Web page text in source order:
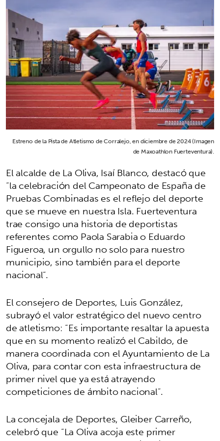
Estreno de la Pista de Atletismo de Corralejo, en diciembre de 2024 (Imagen
de Maxoathlon Fuerteventura).
El alcalde de La Oliva, Isaí Blanco, destacó que
“la celebración del Campeonato de España de
Pruebas Combinadas es el reflejo del deporte
que se mueve en nuestra Isla. Fuerteventura
trae consigo una historia de deportistas
referentes como Paola Sarabia o Eduardo
Figueroa, un orgullo no solo para nuestro
municipio, sino también para el deporte
nacional”.
El consejero de Deportes, Luis González,
subrayó el valor estratégico del nuevo centro
de atletismo: “Es importante resaltar la apuesta
que en su momento realizó el Cabildo, de
manera coordinada con el Ayuntamiento de La
Oliva, para contar con esta infraestructura de
primer nivel que ya está atrayendo
competiciones de ámbito nacional”.
La concejala de Deportes, Gleiber Carreño,
celebró que “La Oliva acoja este primer